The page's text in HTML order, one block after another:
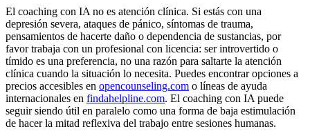
El coaching con IA no es atención clínica. Si estás con una
depresión severa, ataques de pánico, síntomas de trauma,
pensamientos de hacerte daño o dependencia de sustancias, por
favor trabaja con un profesional con licencia: ser introvertido o
tímido es una preferencia, no una razón para saltarte la atención
clínica cuando la situación lo necesita. Puedes encontrar opciones a
precios accesibles en opencounseling.com o líneas de ayuda
internacionales en findahelpline.com. El coaching con IA puede
seguir siendo útil en paralelo como una forma de baja estimulación
de hacer la mitad reflexiva del trabajo entre sesiones humanas.